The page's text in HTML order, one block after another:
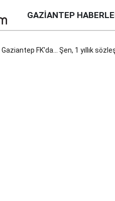
GAZIANTEP
FK'da... Şen, 1 yıllık